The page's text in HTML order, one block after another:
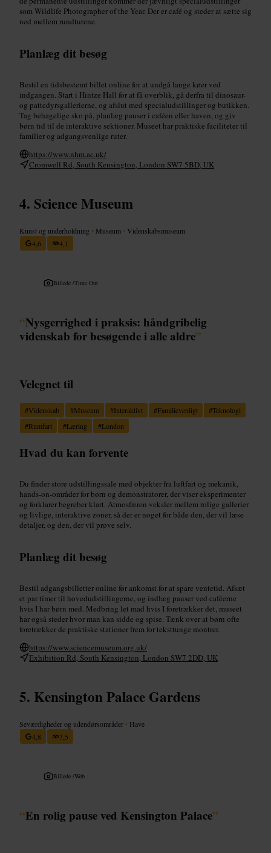
som Wildlife Photographer of the Year. Der er café og steder at sætte sig
ned mellem rundturene.
Planlæg dit besøg
Bestil en tidsbestemt billet online for at undgå lange køer ved
indgangen. Start i Hintze Hall for at få overblik, gå derfra til dinosaur-
og pattedyrsgallerierne, og afslut med specialudstillinger og butikken.
Tag behagelige sko på, planlæg pauser i caféen eller haven, og giv
børn tid til de interaktive sektioner. Museet har praktiske faciliteter til
familier og adgangsvenlige ruter.
https://www.nhm.ac.uk/
Cromwell Rd, South Kensington, London SW7 5BD, UK
Science Museum
Kunst og underholdning • Museum • Videnskabsmuseum
4,6
4,1
Billede /Time Out
“Nysgerrighed i praksis: håndgribelig
videnskab for besøgende i alle aldre”
Velegnet til
#Videnskab #Museum #Interaktivt #Familievenligt #Teknologi
#Rumfart #Læring #London
Hvad du kan forvente
Du finder store udstillingssale med objekter fra luftfart og mekanik,
hands-on-områder for børn og demonstratorer, der viser eksperimenter
og forklarer begreber klart. Atmosfæren veksler mellem rolige gallerier
og livlige, interaktive zoner, så der er noget for både den, der vil læse
detaljer, og den, der vil prøve selv.
Planlæg dit besøg
Bestil adgangsbilletter online før ankomst for at spare ventetid. Afsæt
et par timer til hovedudstillingerne, og indlæg pauser ved caféerne
hvis I har børn med. Medbring let mad hvis I foretrækker det, museet
har også steder hvor man kan sidde og spise. Tænk over at børn ofte
foretrækker de praktiske stationer frem for teksttunge montrer.
https://www.sciencemuseum.org.uk/
Exhibition Rd, South Kensington, London SW7 2DD, UK
Kensington Palace Gardens
Seværdigheder og udendørsområder • Have
4,8
3,5
Billede /Web
“En rolig pause ved Kensington Palace”